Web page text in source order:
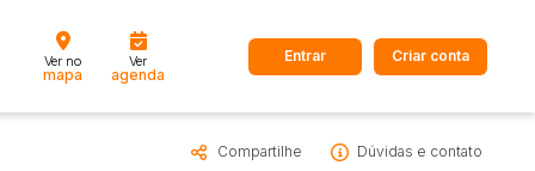
Cidade
Ver no
mapa
Ver
agenda
Entrar Criar conta
Compartilhe Dúvidas e contato